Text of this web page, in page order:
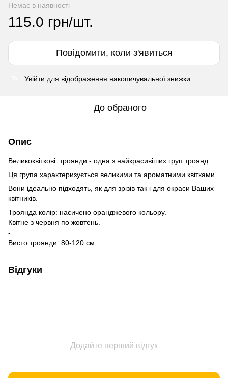
Немає в наявності
115.0 грн/шт.
Повідомити, коли з'явиться
Увійти для відображення накопичувальної знижки
До обраного
Опис
Великоквіткові троянди - одна з найкрасивіших груп троянд.
Ця група характеризується великими та ароматними квітками.
Вони ідеально підходять, як для зрізів так і для окраси Ваших
квітників.
Троянда колір: насичено оранджевого кольору.
Квітне з червня по жовтень.
-
Висто троянди: 80-120 см
Відгуки
Додайте перший відгук